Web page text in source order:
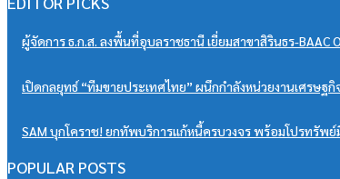
ผู้จัดการ ธ.ก.ส. ลงพื้นที่อุบลราชธานี เยี่ยมสาขาสิรินธร-
เปิดกลยุทธ์ “ทีมขายประเทศไทย” ผนึกกำลังหน่วยงานเศรษฐ
SAM บุกโคราช! ยกทัพบริการแก้หนี้ครบวงจร พร้อมโปรทรัพ
POPULAR POSTS